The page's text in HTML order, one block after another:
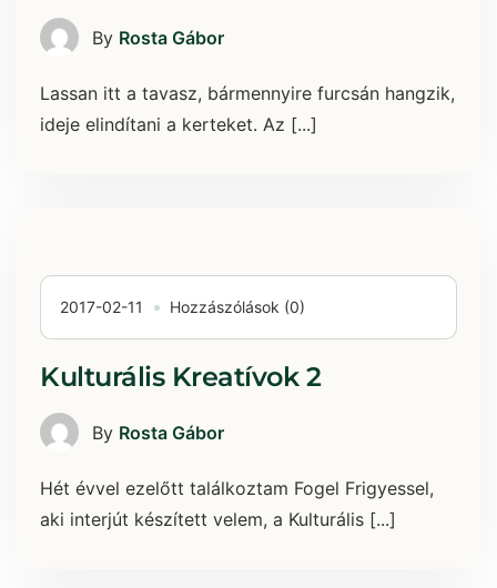
By Rosta Gábor
Lassan itt a tavasz, bármennyire furcsán hangzik,
ideje elindítani a kerteket. Az [...]
2017-02-11 Hozzászólások (0)
Kulturális Kreatívok 2
By Rosta Gábor
Hét évvel ezelőtt találkoztam Fogel Frigyessel,
aki interjút készített velem, a Kulturális [...]